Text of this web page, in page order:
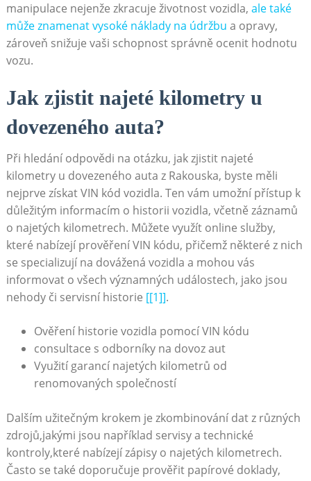
manipulace nejenže zkracuje životnost vozidla, ale také
může znamenat vysoké náklady na údržbu a opravy,
zároveň snižuje vaši schopnost správně ocenit hodnotu
vozu.
Jak zjistit najeté kilometry u
dovezeného auta?
Při hledání odpovědi na otázku, jak zjistit najeté
kilometry u dovezeného auta z Rakouska, byste měli
nejprve získat VIN kód vozidla. Ten vám umožní přístup k
důležitým informacím o historii vozidla, včetně záznamů
o najetých kilometrech. Můžete využít online služby,
které nabízejí prověření VIN kódu, přičemž některé z nich
se specializují na dovážená vozidla a mohou vás
informovat o všech významných událostech, jako jsou
nehody či servisní historie [[1]].
Ověření historie vozidla pomocí VIN kódu
consultace s odborníky na dovoz aut
Využití garancí najetých kilometrů od
renomovaných společností
Dalším užitečným krokem je zkombinování dat z různých
zdrojů,jakými jsou například servisy a technické
kontroly,které nabízejí zápisy o najetých kilometrech.
Často se také doporučuje prověřit papírové doklady,